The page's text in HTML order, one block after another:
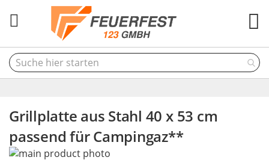
Grillplatte aus Stahl 40 x 53 cm
passend für Campingaz**
Skip